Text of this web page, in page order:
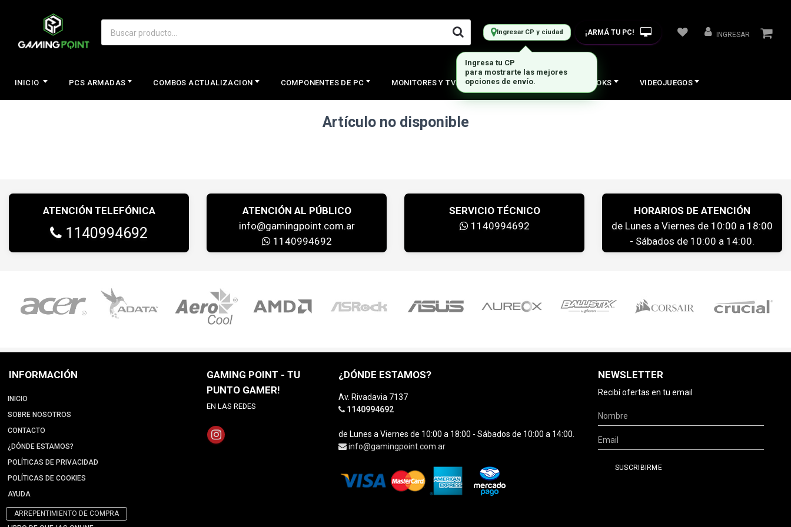
Ingresar CP y ciudad ¡ARMÁ TU PC! INGRESAR
INICIO PCS ARMADAS COMBOS ACTUALIZACION COMPONENTES DE PC MONITORES Y TVS PERIFERICOS NOTEBOOKS VIDEOJUEGOS
Artículo no disponible
ATENCIÓN TELEFÓNICA
1140994692
ATENCIÓN AL PÚBLICO
info@gamingpoint.com.ar
1140994692
SERVICIO TÉCNICO
1140994692
HORARIOS DE ATENCIÓN
de Lunes a Viernes de 10:00 a 18:00
- Sábados de 10:00 a 14:00.
INFORMACIÓN
INICIO
SOBRE NOSOTROS
CONTACTO
¿DÓNDE ESTAMOS?
POLÍTICAS DE PRIVACIDAD
POLÍTICAS DE COOKIES
AYUDA
ARREPENTIMIENTO DE COMPRA
GAMING POINT - TU
PUNTO GAMER!
EN LAS REDES
¿DÓNDE ESTAMOS?
Av. Rivadavia 7137
1140994692
de Lunes a Viernes de 10:00 a 18:00 - Sábados de 10:00 a 14:00.
info@gamingpoint.com.ar
NEWSLETTER
Recibí ofertas en tu email
Ingresa tu CP
para mostrarte las mejores
opciones de envío.